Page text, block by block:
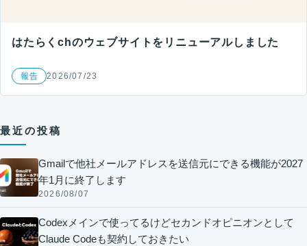
はたらくchのウェブサイトをリニューアルしました
報告 2026/07/23
最近の投稿
Gmailで他社メールアドレスを送信元にできる機能が2027
年1月に終了します
2026/08/07
Codexメインで使ってるけどセカンドオピニオンとして
Claude Codeも契約しておきたい